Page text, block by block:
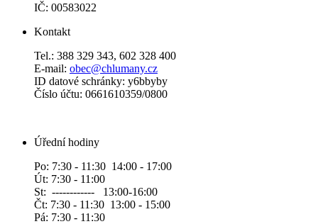
IČ: 00583022
Kontakt
Tel.: 388 329 343, 602 328 400
E-mail: obec@chlumany.cz
ID datové schránky: y6bbyby
Číslo účtu: 0661610359/0800
Úřední hodiny
Po: 7:30 - 11:30 14:00 - 17:00
Út: 7:30 - 11:00
St: ------------ 13:00-16:00
Čt: 7:30 - 11:30 13:00 - 15:00
Pá: 7:30 - 11:30